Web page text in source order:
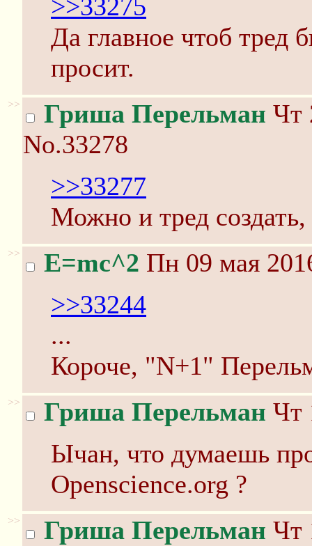
>>33275
Да главное чтоб тред
просит.
>> Гриша Перельман Чт
No.33278
>>33277
Можно и тред создать,
>> E=mc^2 Пн 09 мая
>>33244
...
Короче, "N+1"
>> Гриша Перельман Чт
Ычан, что думаешь
Openscience.org ?
>> Гриша Перельман Чт